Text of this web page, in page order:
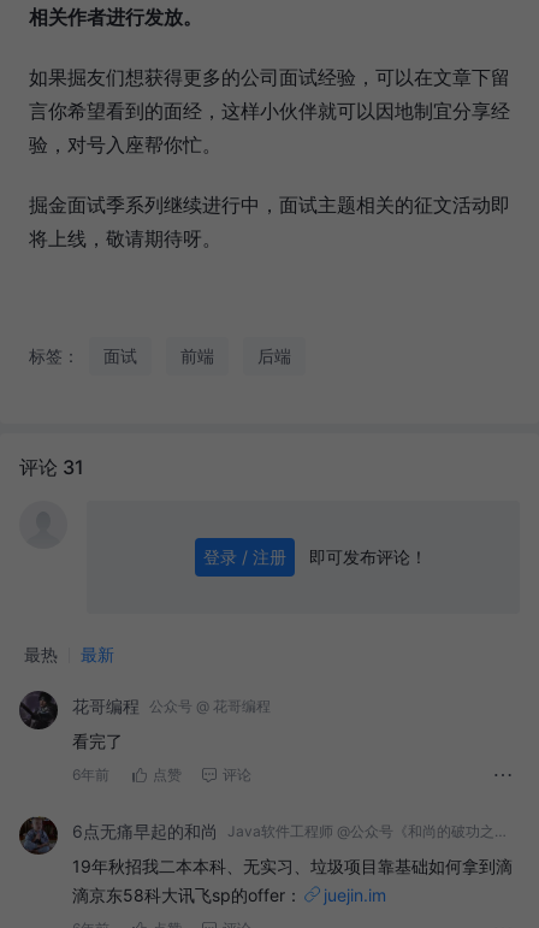
相关作者进行发放。
如果掘友们想获得更多的公司面试经验，可以在文章下留
言你希望看到的面经，这样小伙伴就可以因地制宜分享经
验，对号入座帮你忙。
掘金面试季系列继续进行中，面试主题相关的征文活动即
将上线，敬请期待呀。
标签： 面试 前端 后端
评论 31
登录 / 注册 即可发布评论！
最热 最新
花哥编程 公众号 @ 花哥编程
看完了
6年前 点赞 评论
6点无痛早起的和尚 Java软件工程师 @公众号《和尚的破功之路》
19年秋招我二本本科、无实习、垃圾项目靠基础如何拿到滴
滴京东58科大讯飞sp的offer：
juejin.im